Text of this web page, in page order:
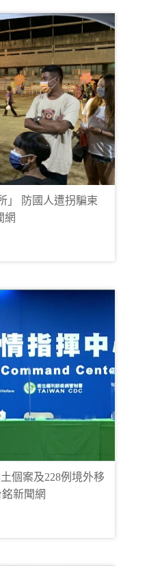
」 防國人遭拐騙柬
網
個案及228例境外移
新聞網